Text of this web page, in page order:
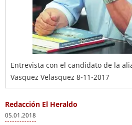
Entrevista con el candidato de la
Vasquez Velasquez 8-11-2017
Redacción El Heraldo
05.01.2018